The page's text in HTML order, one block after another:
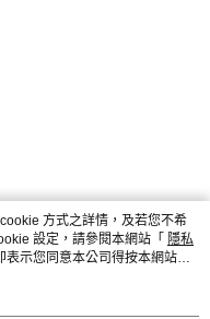
方式之詳情，及若您不希
設定，請參閱本網站「 隱私
表示您同意本公司得按本網站使